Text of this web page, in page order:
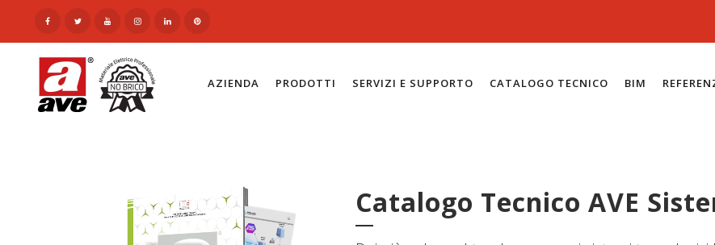
AZIENDA PRODOTTI SERVIZI E SUPPORTO CATALOGO TECNICO BIM
Catalogo Tecnico AVE